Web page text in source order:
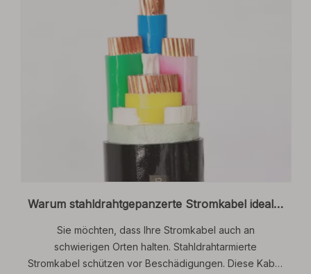
Warum stahldrahtgepanzerte Stromkabel ideal für raue Industrie- und Außenumgebungen sind
Sie möchten, dass Ihre Stromkabel auch an
schwierigen Orten halten. Stahldrahtarmierte
Stromkabel schützen vor Beschädigungen. Diese Kabel